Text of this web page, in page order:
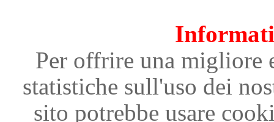
Per offrire una migliore
statistiche sull'uso dei
sito potrebbe usare